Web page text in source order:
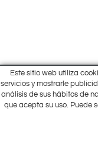
Inicio
Ofertas
Marcas
Este sitio web utiliza
servicios y mostrarle
análisis de sus hábitos de
que acepta su uso. Puede